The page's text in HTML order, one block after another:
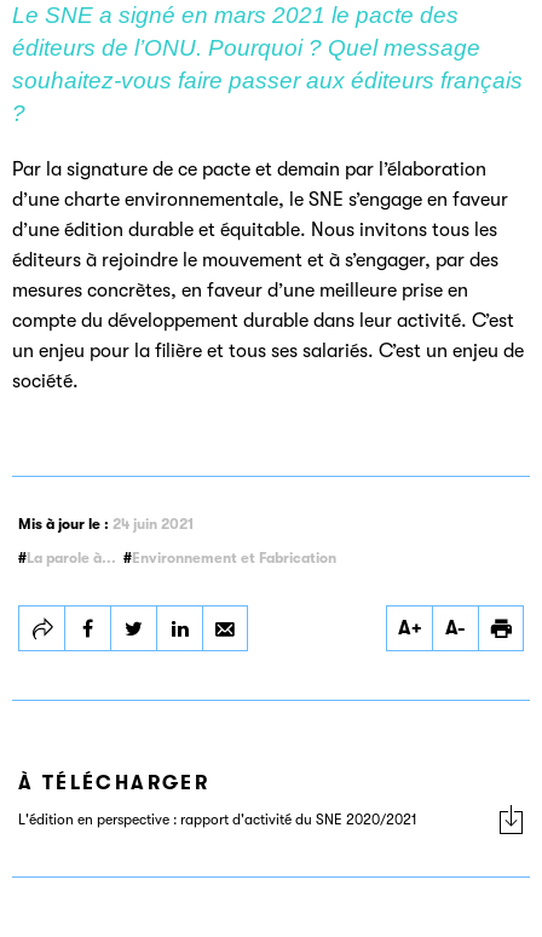
Le SNE a signé en mars 2021 le pacte des
éditeurs de l’ONU. Pourquoi ? Quel message
souhaitez-vous faire passer aux éditeurs français
?
Par la signature de ce pacte et demain par l’élaboration
d’une charte environnementale, le SNE s’engage en faveur
d’une édition durable et équitable. Nous invitons tous les
éditeurs à rejoindre le mouvement et à s’engager, par des
mesures concrètes, en faveur d’une meilleure prise en
compte du développement durable dans leur activité. C’est
un enjeu pour la filière et tous ses salariés. C’est un enjeu de
société.
Mis à jour le : 24 juin 2021
La parole à...
Environnement et Fabrication
Partager Trois
questions à… Pascal
Environnement &
Partager Trois
questions à… Pascal
Environnement &
Partager Trois
questions à… Pascal
Environnement &
A+ A-
À TÉLÉCHARGER
L'édition en perspective : rapport d'activité du SNE 2020/2021